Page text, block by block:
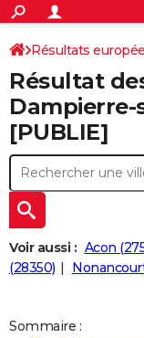
ACTUALITÉS
Politique
Société
Faits Divers
Education
Monde
Villes
+
SPORT
Coupe du monde 2026
Football
Tennis
Cyclisme
Rugby
Forum
Programme TV
TNT
Streaming
Cinéma
Sorties cinéma
Musique
+FINANCE
Retraite
Impôts
Epargne
Immobilier
Risques naturels par
Banque
Assurance
CréditAUTO
Essais
Réserver un essai
Citadines
Berlines
SUV
Forum auto
+HIGH-TECH
Mobiles
Meilleur smartphone
Internet
Ordinateurs
Jeux vidéo
Guide high-tech
+
BRICOLAGE
Forum
Aménagement intérieur
Extérieur
Cuisine
Salle de bains
Jardinage
Rangement
+
LIFESTYLE
Résultats
Résultat
Dampierre-
[PUBLIE]
Voir aussi : Acon
(28350)
Sommaire :